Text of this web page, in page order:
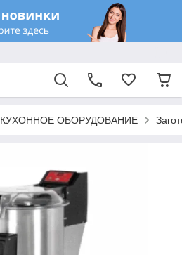
КУХОННОЕ ОБОРУДОВАНИЕ